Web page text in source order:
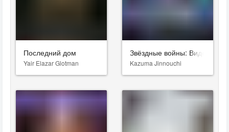
Последний дом
Yair Elazar Glotman
Звёздные войны: Видения.
Kazuma Jinnouchi